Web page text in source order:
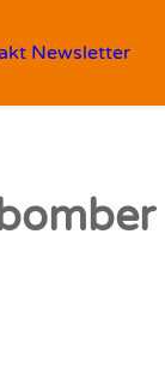
Newsletter